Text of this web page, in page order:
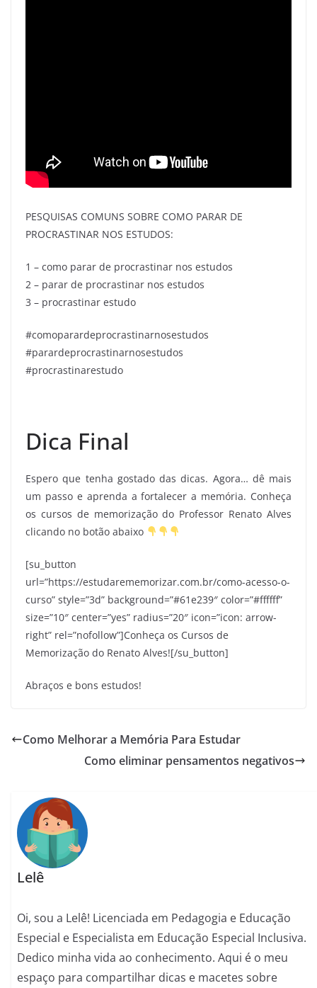
PESQUISAS COMUNS SOBRE COMO PARAR DE
PROCRASTINAR NOS ESTUDOS:
1 – como parar de procrastinar nos estudos
2 – parar de procrastinar nos estudos
3 – procrastinar estudo
#comoparardeprocrastinarnosestudos
#parardeprocrastinarnosestudos
#procrastinarestudo
Dica Final
Espero que tenha gostado das dicas. Agora… dê mais
um passo e aprenda a fortalecer a memória. Conheça
os cursos de memorização do Professor Renato Alves
clicando no botão abaixo
[su_button
url=”https://estudarememorizar.com.br/como-acesso-o-
curso” style=”3d” background=”#61e239″ color=”#ffffff”
size=”10″ center=”yes” radius=”20″ icon=”icon: arrow-
right” rel=”nofollow”]Conheça os Cursos de
Memorização do Renato Alves![/su_button]
Abraços e bons estudos!
Como Melhorar a Memória Para Estudar
Como eliminar pensamentos negativos
Lelê
Oi, sou a Lelê! Licenciada em Pedagogia e Educação
Especial e Especialista em Educação Especial Inclusiva.
Dedico minha vida ao conhecimento. Aqui é o meu
espaço para compartilhar dicas e macetes sobre